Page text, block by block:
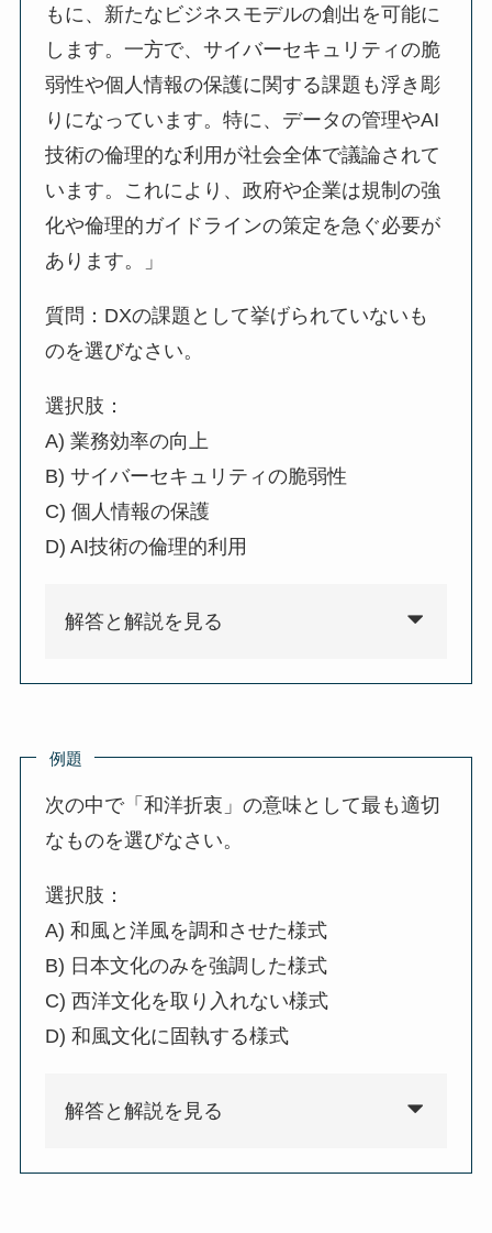
もに、新たなビジネスモデルの創出を可能に
します。一方で、サイバーセキュリティの脆
弱性や個人情報の保護に関する課題も浮き彫
りになっています。特に、データの管理やAI
技術の倫理的な利用が社会全体で議論されて
います。これにより、政府や企業は規制の強
化や倫理的ガイドラインの策定を急ぐ必要が
あります。」
質問：DXの課題として挙げられていないも
のを選びなさい。
選択肢：
A) 業務効率の向上
B) サイバーセキュリティの脆弱性
C) 個人情報の保護
D) AI技術の倫理的利用
解答と解説を見る
例題
次の中で「和洋折衷」の意味として最も適切
なものを選びなさい。
選択肢：
A) 和風と洋風を調和させた様式
B) 日本文化のみを強調した様式
C) 西洋文化を取り入れない様式
D) 和風文化に固執する様式
解答と解説を見る